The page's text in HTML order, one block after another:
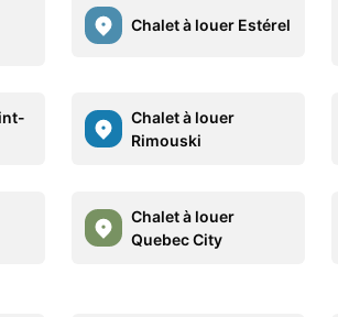
Chalet à louer Estérel
Chalet à louer
Rimouski
Chalet à louer
Quebec City